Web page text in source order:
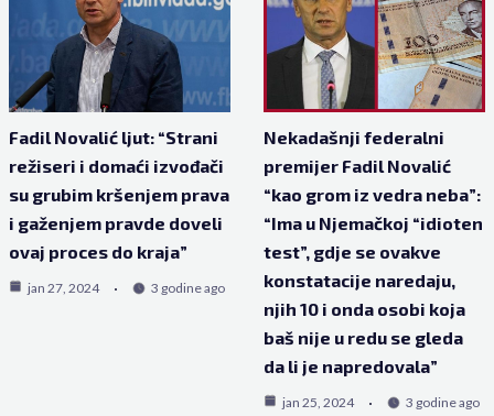
Fadil Novalić ljut: “Strani
režiseri i domaći izvođači
su grubim kršenjem prava
i gaženjem pravde doveli
ovaj proces do kraja”
jan 27, 2024 3 godine ago
Nekadašnji federalni
premijer Fadil Novalić
“kao grom iz vedra neba”:
“Ima u Njemačkoj “idioten
test”, gdje se ovakve
konstatacije naredaju,
njih 10 i onda osobi koja
baš nije u redu se gleda
da li je napredovala”
jan 25, 2024 3 godine ago